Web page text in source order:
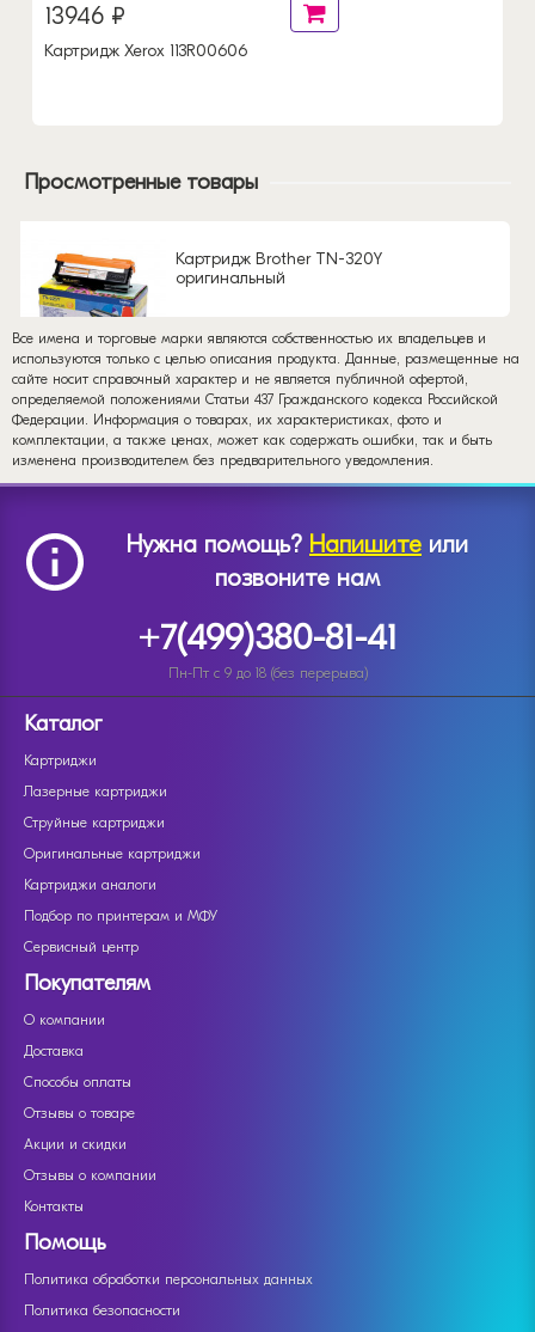
13946 ₽
Картридж Xerox 113R00606
Просмотренные товары
Картридж Brother TN-320Y
оригинальный
Все имена и торговые марки являются собственностью их владельцев и
используются только с целью описания продукта. Данные, размещенные на
сайте носит справочный характер и не является публичной офертой,
определяемой положениями Статьи 437 Гражданского кодекса Российской
Федерации. Информация о товарах, их характеристиках, фото и
комплектации, а также ценах, может как содержать ошибки, так и быть
изменена производителем без предварительного уведомления.
Нужна помощь? Напишите или
позвоните нам
+7(499)380-81-41
Пн-Пт с 9 до 18 (без перерыва)
Каталог
Картриджи
Лазерные картриджи
Струйные картриджи
Оригинальные картриджи
Картриджи аналоги
Подбор по принтерам и МФУ
Сервисный центр
Покупателям
О компании
Доставка
Способы оплаты
Отзывы о товаре
Акции и скидки
Отзывы о компании
Контакты
Помощь
Политика обработки персональных данных
Политика безопасности